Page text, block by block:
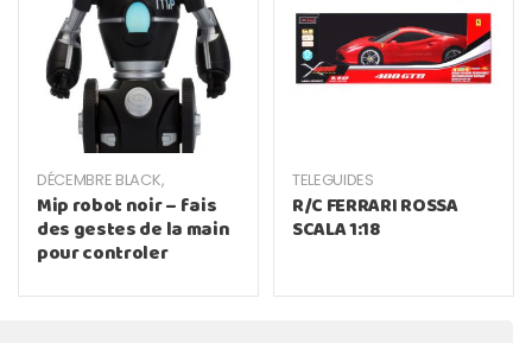
DÉCEMBRE BLACK,
TELEGUIDES
Mip robot noir – fais
des gestes de la main
pour controler
TELEGUIDES
R/C FERRARI ROSSA
SCALA 1:18